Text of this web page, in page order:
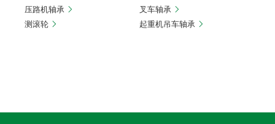
压路机轴承
叉车轴承
测滚轮
起重机吊车轴承